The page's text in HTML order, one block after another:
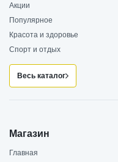
Акции
Популярное
Красота и здоровье
Спорт и отдых
Весь каталог
Магазин
Главная